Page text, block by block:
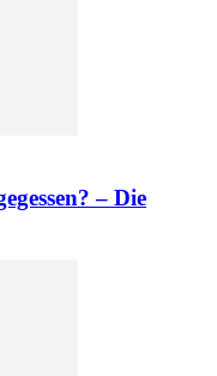
– Die